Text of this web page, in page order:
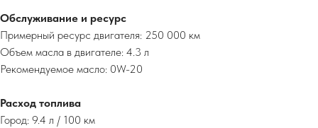
Обслуживание и ресурс
Примерный ресурс двигателя: 250 000 км
Объем масла в двигателе: 4.3 л
Рекомендуемое масло: 0W-20
Расход топлива
Город: 9.4 л / 100 км